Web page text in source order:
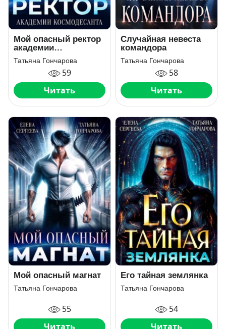
Мой опасный ректор
академии
космодесанта
Татьяна Гончарова
59
Читать
Случайная невеста
командора
Татьяна Гончарова
58
Читать
Мой опасный магнат
Татьяна Гончарова
55
Читать
Его тайная землянка
Татьяна Гончарова
54
Читать